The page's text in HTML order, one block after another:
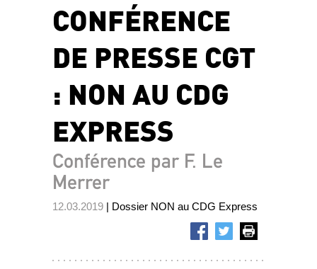
CONFÉRENCE
DE PRESSE CGT
: NON AU CDG
EXPRESS
Conférence par F. Le
Merrer
12.03.2019 | Dossier NON au CDG Express